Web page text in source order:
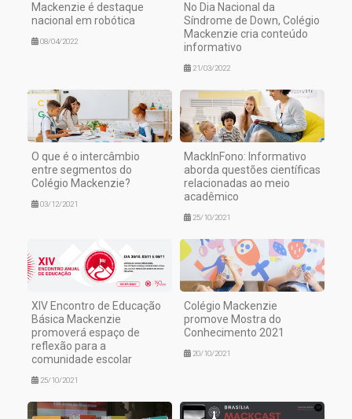
Mackenzie é destaque
nacional em robótica
08/04/2022
No Dia Nacional da
Síndrome de Down, Colégio
Mackenzie cria conteúdo
informativo
21/03/2022
O que é o intercâmbio
entre segmentos do
Colégio Mackenzie?
03/12/2021
MackInFono: Informativo
aborda questões científicas
relacionadas ao meio
acadêmico
25/10/2021
XIV Encontro de Educação
Básica Mackenzie
promoverá espaço de
reflexão para a
comunidade escolar
25/10/2021
Colégio Mackenzie
promove Mostra do
Conhecimento 2021
20/10/2021